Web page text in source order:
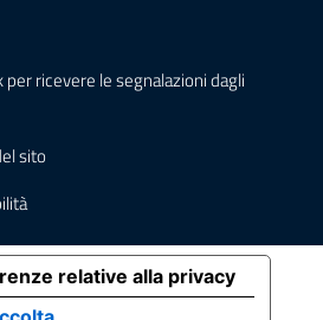
ricevere le segnalazioni dagli
sito
relative alla privacy